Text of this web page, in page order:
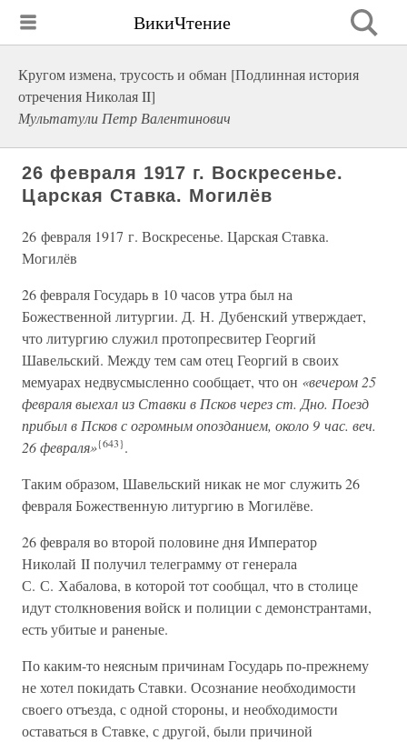
ВикиЧтение
Кругом измена, трусость и обман [Подлинная история
отречения Николая II]
Мультатули Петр Валентинович
26 февраля 1917 г. Воскресенье.
Царская Ставка. Могилёв
26 февраля 1917 г. Воскресенье. Царская Ставка.
Могилёв
26 февраля Государь в 10 часов утра был на
Божественной литургии. Д. Н. Дубенский утверждает,
что литургию служил протопресвитер Георгий
Шавельский. Между тем сам отец Георгий в своих
мемуарах недвусмысленно сообщает, что он «вечером 25
февраля выехал из Ставки в Псков через ст. Дно. Поезд
прибыл в Псков с огромным опозданием, около 9 час. веч.
26 февраля»{643}.
Таким образом, Шавельский никак не мог служить 26
февраля Божественную литургию в Могилёве.
26 февраля во второй половине дня Император
Николай II получил телеграмму от генерала
С. С. Хабалова, в которой тот сообщал, что в столице
идут столкновения войск и полиции с демонстрантами,
есть убитые и раненые.
По каким-то неясным причинам Государь по-прежнему
не хотел покидать Ставки. Осознание необходимости
своего отъезда, с одной стороны, и необходимости
оставаться в Ставке, с другой, были причиной